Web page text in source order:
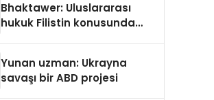
Sindirildiğini Ortaya Koydu
Bhaktawer: Uluslararası
hukuk Filistin konusunda
Yunan uzman: Ukrayna
savaşı bir ABD projesi